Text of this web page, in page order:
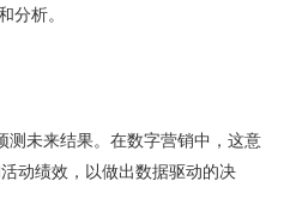
分析。
测未来结果。在数字营销中，这意
动绩效，以做出数据驱动的决